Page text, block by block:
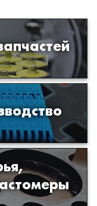
деталей
подвески
автомобиля
пластиков
либо
заказчика